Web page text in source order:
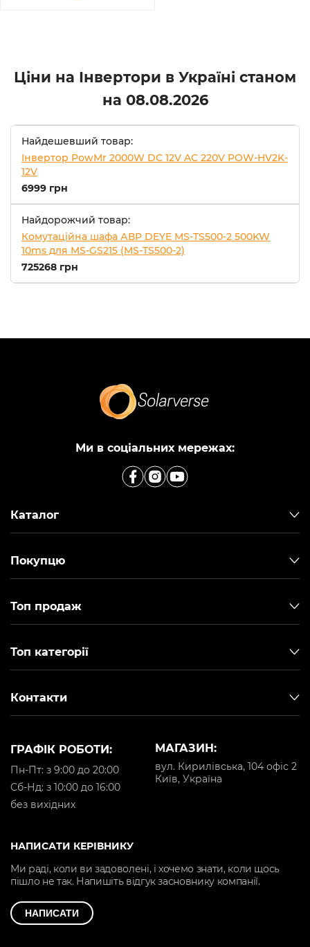
Ціни на Інвертори в Україні станом
на 08.08.2026
Найдешевший товар:
Інвертор PowMr 2000W DC 12V AC 220V POW-HV2K-
12V
6999 грн
Найдорожчий товар:
Комутаційна шафа АВР DEYE MS-TS500-2 500KW
10ms для MS-GS215 (MS-TS500-2)
725268 грн
Ми в соціальних мережах:
Каталог
Покупцю
Топ продаж
Топ категорії
Контакти
МАГАЗИН:
вул. Кирилівська, 104 офіс 2
Київ, Україна
ГРАФІК РОБОТИ:
Пн-Пт: з 9:00 до 20:00
Cб-Нд: з 10:00 до 16:00
без вихідних
НАПИСАТИ КЕРІВНИКУ
Ми раді, коли ви задоволені, і хочемо знати, коли щось
пішло не так. Напишіть відгук засновнику компанії.
НАПИСАТИ